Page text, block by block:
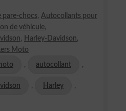
pare-chocs, Autocollants pour
de véhicule,
, Harley-Davidson,
Moto
, autocollant ,
, Harley ,